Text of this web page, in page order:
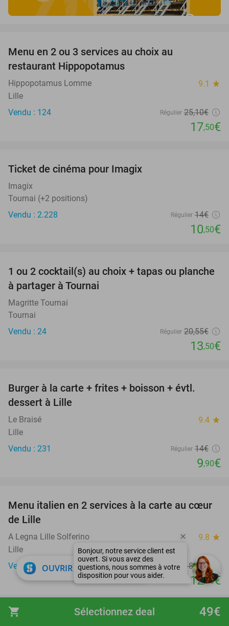
shopping_cart 49€
Sélectionnez deal
Menu en 2 ou 3 services au choix au
restaurant Hippopotamus
Hippopotamus Lomme 9.1 star
Lille
Vendu : 124
Régulier 25,10€
17,50€
Ticket de cinéma pour Imagix
Imagix
Tournai (+2 positions)
Vendu : 2.228
Régulier 14€
10,50€
34%
1 ou 2 cocktail(s) au choix + tapas ou planche
à partager à Tournai
Magritte Tournai
Tournai
Vendu : 24
Régulier 20,55€
13,50€
Burger à la carte + frites + boisson + évtl.
dessert à Lille
Le Braisé 9.4 star
Lille
Vendu : 231
Régulier 14€
9,90€
29%
Menu italien en 2 services à la carte au cœur
de Lille
A Legna Lille Solferino 9.8 star
Lille
Vendu : 39
Régulier 18,20€
12,90€
favorite_border
OUVRIR DANS L'APPLI close